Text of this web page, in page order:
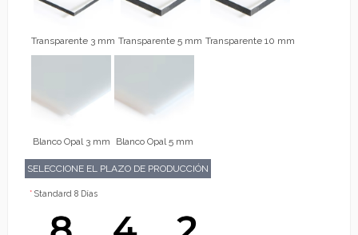
Transparente 3 mm Transparente 5 mm Transparente 10 mm
Blanco Opal 3 mm Blanco Opal 5 mm
SELECCIONE EL PLAZO DE PRODUCCIÓN
* Standard 8 Días